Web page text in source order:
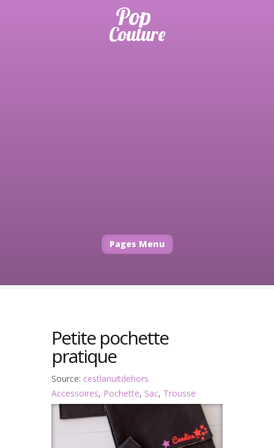
Pages Menu
Petite pochette
pratique
Source: cestlanuitdehors
Accessoires, Pochette, Sac, Trousse